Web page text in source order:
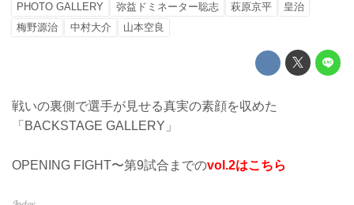
PHOTO GALLERY
弥益ドミネーター聡志 萩原京平
皇治
梅野源治
中村大介 山本空良
戦いの裏側で選手が見せる真実の素顔を収めた
「BACKSTAGE GALLERY」
OPENING FIGHT〜第9試合までのvol.2はこちら